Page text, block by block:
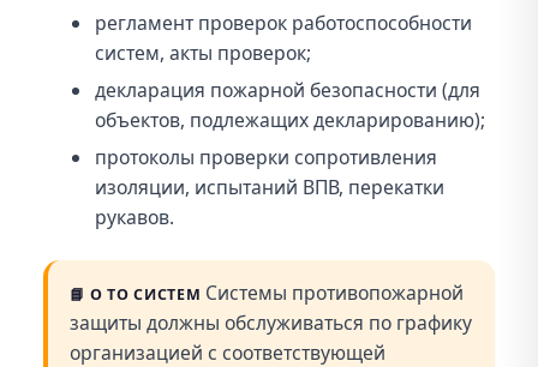
регламент проверок работоспособности
систем, акты проверок;
декларация пожарной безопасности (для
объектов, подлежащих декларированию);
протоколы проверки сопротивления
изоляции, испытаний ВПВ, перекатки
рукавов.
📘 О ТО СИСТЕМ Системы противопожарной
защиты должны обслуживаться по графику
организацией с соответствующей